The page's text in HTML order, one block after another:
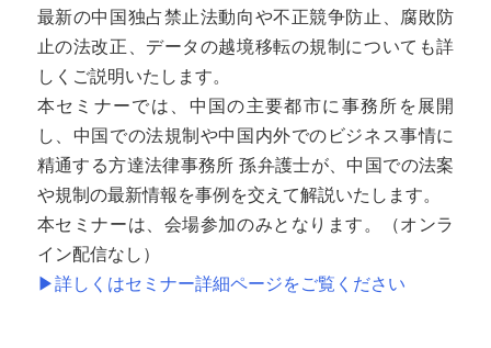
最新の中国独占禁止法動向や不正競争防止、腐敗防
止の法改正、データの越境移転の規制についても詳
しくご説明いたします。
本セミナーでは、中国の主要都市に事務所を展開
し、中国での法規制や中国内外でのビジネス事情に
精通する方達法律事務所 孫弁護士が、中国での法案
や規制の最新情報を事例を交えて解説いたします。
本セミナーは、会場参加のみとなります。（オンラ
イン配信なし）
▶詳しくはセミナー詳細ページをご覧ください